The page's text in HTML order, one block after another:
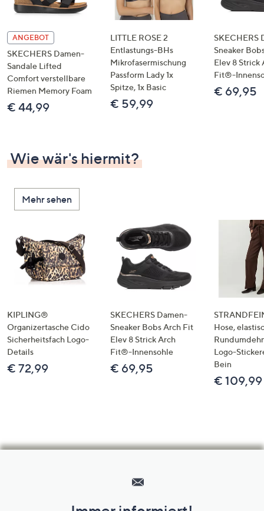
ANGEBOT
SKECHERS Damen-
Sandale Lifted
Comfort verstellbare
Riemen Memory Foam
€ 44,99
LITTLE ROSE 2
Entlastungs-BHs
Mikrofasermischung
Passform Lady 1x
Spitze, 1x Basic
€ 59,99
SKECHERS
Sneaker
Elev 8 Strick
Fit®-
€ 69,95
Wie wär's hiermit?
Mehr sehen
KIPLING®
Organizertasche Cido
Sicherheitsfach Logo-
Details
€ 72,99
SKECHERS Damen-
Sneaker Bobs Arch Fit
Elev 8 Strick Arch
Fit®-Innensohle
€ 69,95
Hose,
Logo-
Bein
€ 109,99